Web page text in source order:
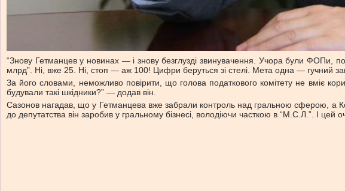
“Знову Гетманцев у новинах — і знову безглузді звинувачення. Учора були ФОПи,
млрд”. Ні, вже 25. Ні, стоп — аж 100! Цифри беруться зі стелі. Мета одна — гучний
За його словами, неможливо повірити, що голова податкового комітету не вміє
будували такі шкідники?” — додав він.
Сазонов нагадав, що у Гетманцева вже забрали контроль над гральною сферою, а
до депутатства він заробив у гральному бізнесі, володіючи часткою в “М.С.Л.”. І цей